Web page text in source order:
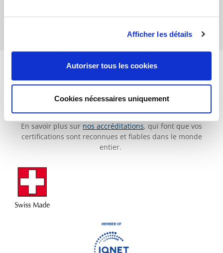
Afficher les détails
Autoriser tous les cookies
Cookies nécessaires uniquement
En savoir plus sur nos accréditations, qui font que vos
certifications sont reconnues et fiables dans le monde
entier.